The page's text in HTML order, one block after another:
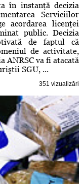
în instanţă decizia
Serviciilor
acordarea licenţei
public. Decizia
de faptul că
de activitate,
ANRSC va fi atacată
SGU, ...
351 vizualizări